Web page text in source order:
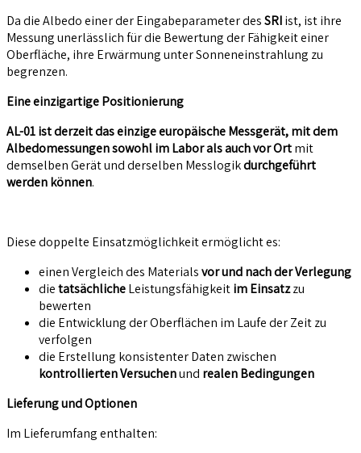
Da die Albedo einer der Eingabeparameter desSRIist, ist ihre
Messung unerlässlich für die Bewertung der Fähigkeit einer
Oberfläche, ihre Erwärmung unter Sonneneinstrahlung zu
begrenzen.
Eine einzigartige Positionierung
AL-01 ist derzeit das einzige europäische Messgerät, mit dem
Albedomessungen sowohl im Labor als auch vor Ortmit
demselben Gerät und derselben Messlogikdurchgeführt
werden können.
Diese doppelte Einsatzmöglichkeit ermöglicht es:
einen Vergleich des Materialsvor und nach der Verlegung
dietatsächlicheLeistungsfähigkeitim Einsatzzu
bewerten
die Entwicklung der Oberflächen im Laufe der Zeit zu
verfolgen
die Erstellung konsistenter Daten zwischen
kontrollierten Versuchenund realen Bedingungen
Lieferung und Optionen
Im Lieferumfang enthalten: